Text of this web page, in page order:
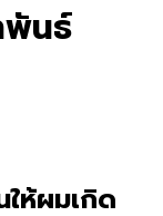
พันธ์
ห้ผมเกิด